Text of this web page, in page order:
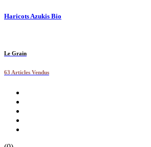
Haricots Azukis Bio
Le Grain
63 Articles Vendus